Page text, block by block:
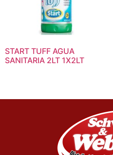
START TUFF AGUA
SANITARIA 2LT 1X2LT